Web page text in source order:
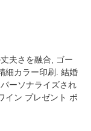
夫さを融合, ゴー
細カラー印刷. 結婚
ーソナライズされ
イン プレゼント ボ